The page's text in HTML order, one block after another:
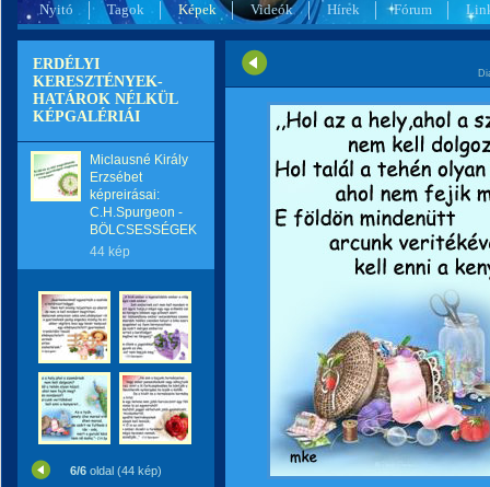
Nyitó Tagok Képek Videók Hírek Fórum
ERDÉLYI
KERESZTÉNYEK-
HATÁROK NÉLKÜL
KÉPGALÉRIÁI
Miclausné Király
Erzsébet
képreirásai:
C.H.Spurgeon -
BÖLCSESSÉGEK
44 kép
6/6 oldal (44 kép)